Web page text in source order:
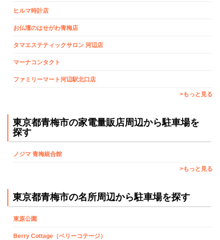
ヒルマ時計店
お仏壇のはせがわ青梅店
タマエステティックサロン 河辺店
マーナコンタクト
ファミリーマート河辺駅北口店
>もっと見る
東京都青梅市の家電量販店周辺から駐車場を
探す
ノジマ 青梅統合館
>もっと見る
東京都青梅市の名所周辺から駐車場を探す
東原公園
Berry Cottage（ベリーコテージ）